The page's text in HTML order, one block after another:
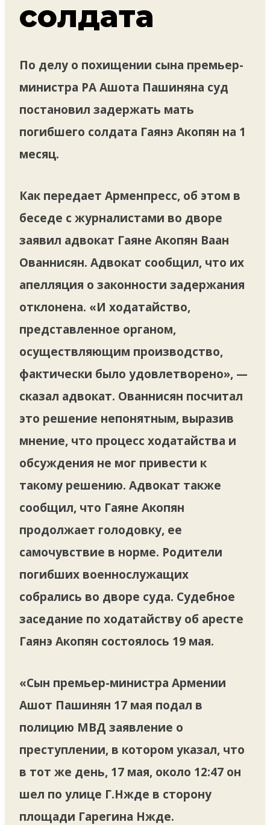
солдата
По делу о похищении сына премьер-
министра РА Ашота Пашиняна суд
постановил задержать мать
погибшего солдата Гаянэ Акопян на 1
месяц.
Как передает Арменпресс, об этом в
беседе с журналистами во дворе
заявил адвокат Гаяне Акопян Ваан
Ованнисян. Адвокат сообщил, что их
апелляция о законности задержания
отклонена. «И ходатайство,
представленное органом,
осуществляющим производство,
фактически было удовлетворено», —
сказал адвокат. Ованнисян посчитал
это решение непонятным, выразив
мнение, что процесс ходатайства и
обсуждения не мог привести к
такому решению. Адвокат также
сообщил, что Гаяне Акопян
продолжает голодовку, ее
самочувствие в норме. Родители
погибших военнослужащих
собрались во дворе суда. Судебное
заседание по ходатайству об аресте
Гаянэ Акопян состоялось 19 мая.
«Сын премьер-министра Армении
Ашот Пашинян 17 мая подал в
полицию МВД заявление о
преступлении, в котором указал, что
в тот же день, 17 мая, около 12:47 он
шел по улице Г.Нжде в сторону
площади Гарегина Нжде.